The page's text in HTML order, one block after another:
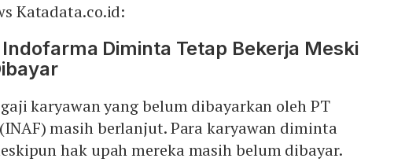
Katadata.co.id:
Diminta Tetap Bekerja Meski
karyawan yang belum dibayarkan oleh PT
masih berlanjut. Para karyawan diminta
hak upah mereka masih belum dibayar.